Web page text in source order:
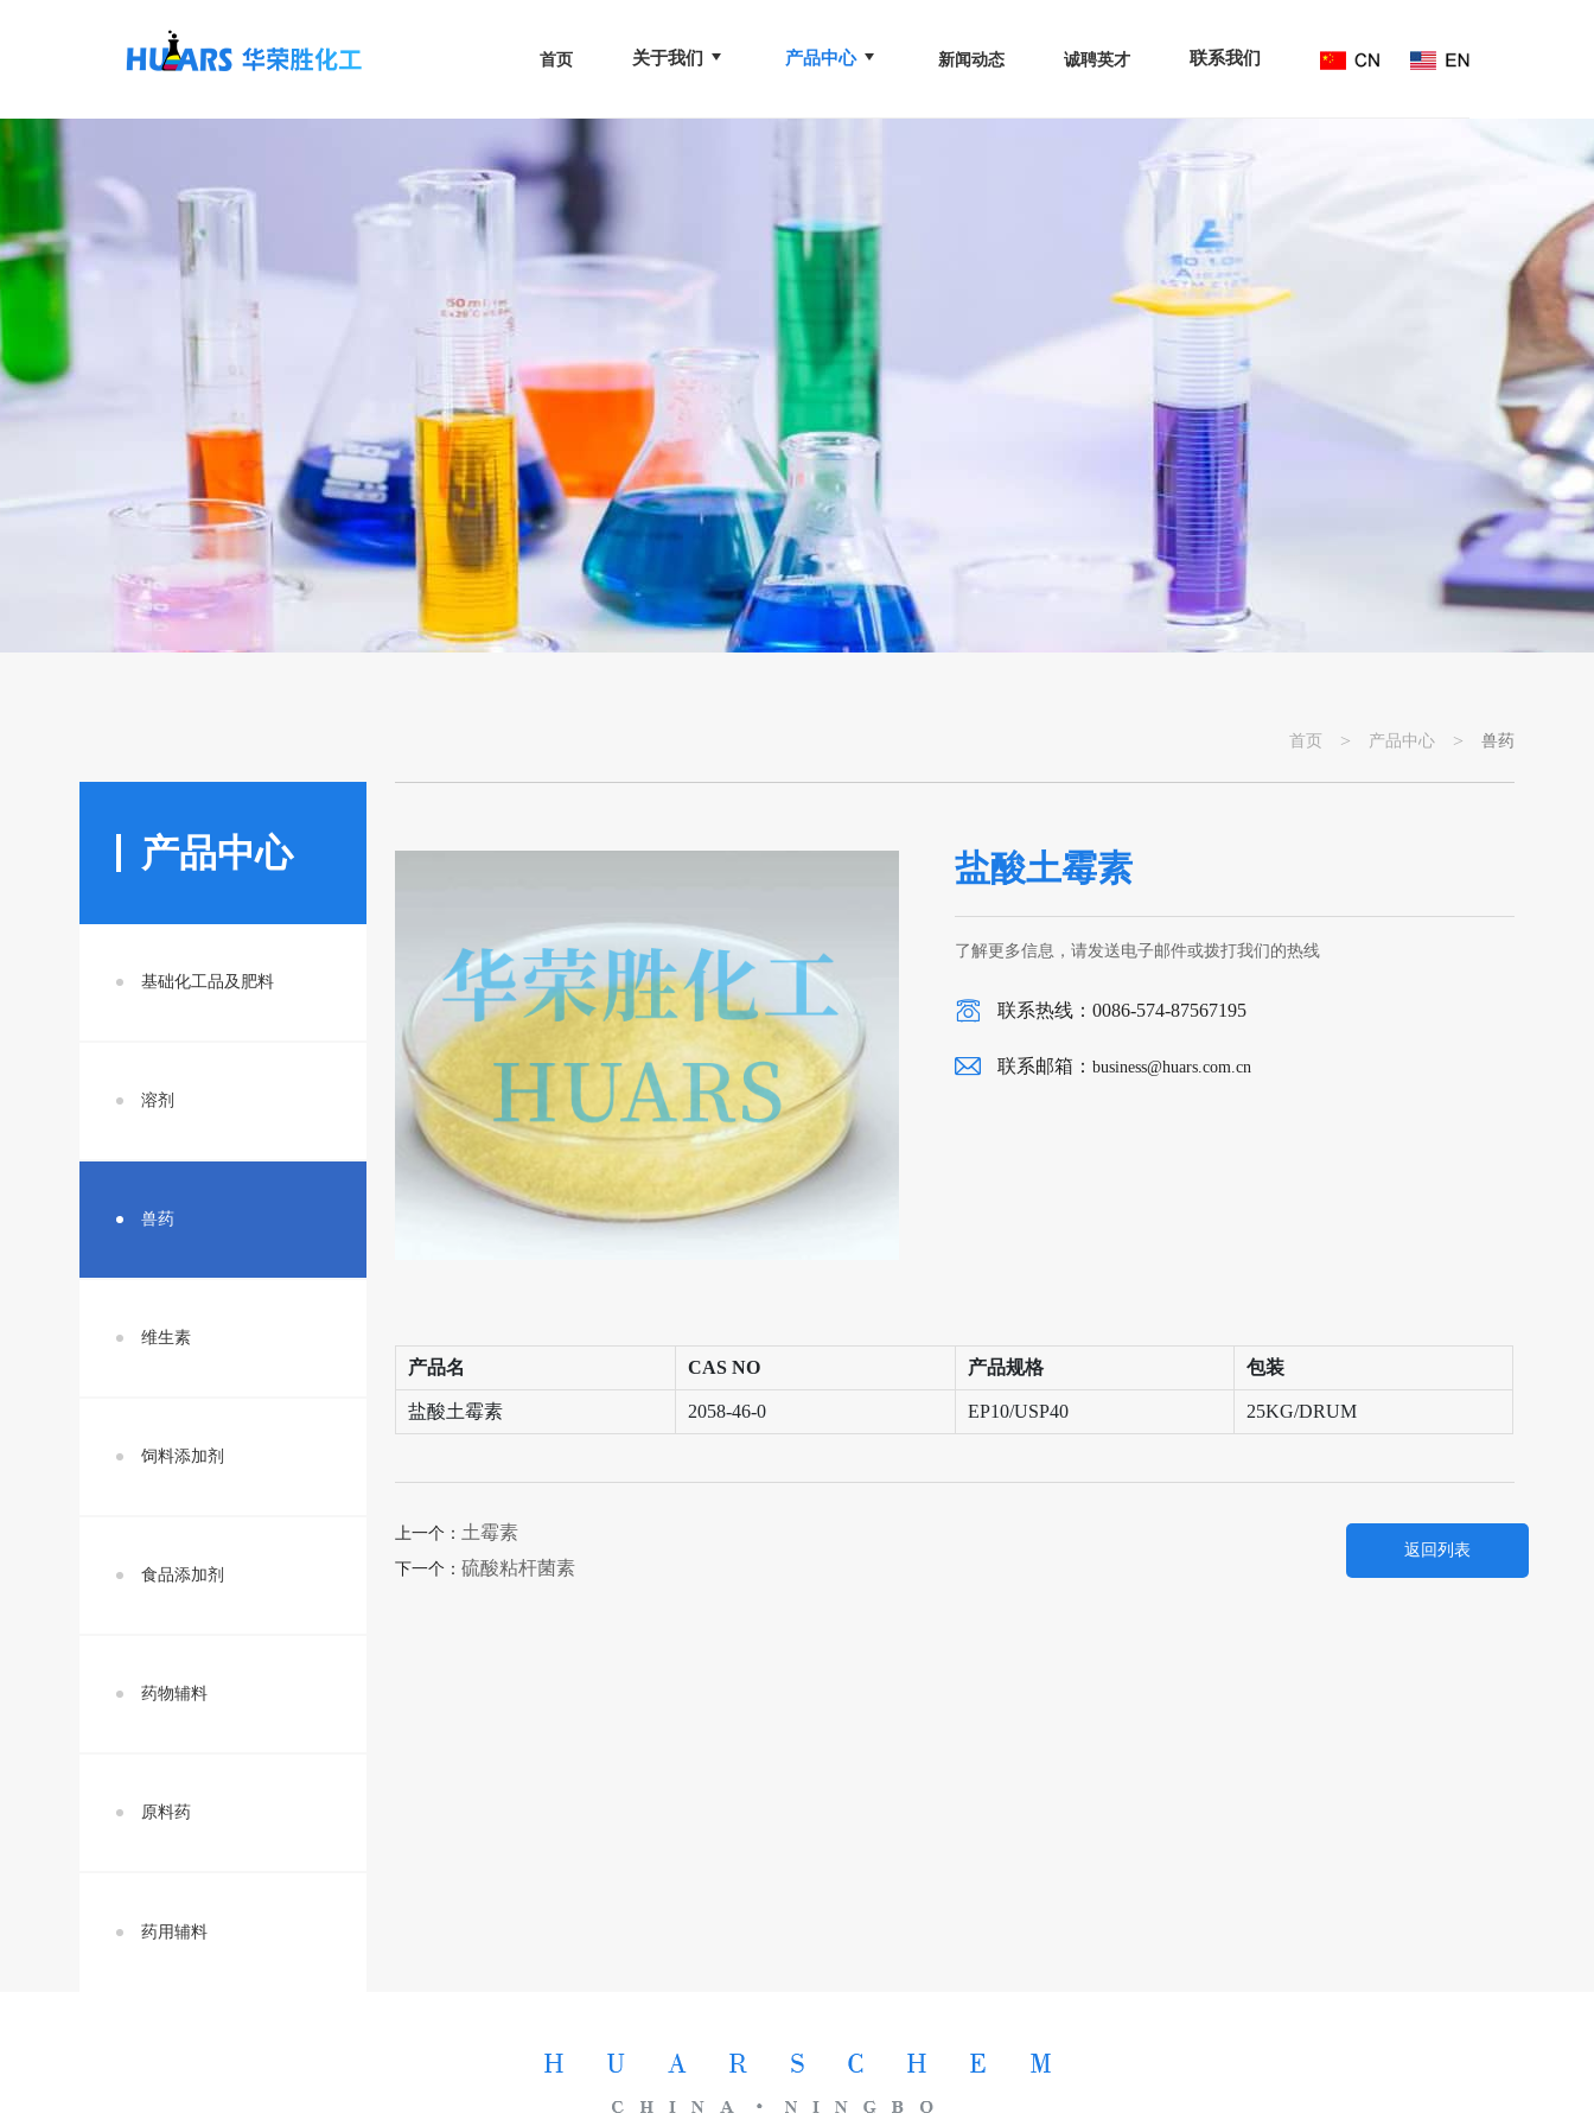
首页 关于我们 产品中心 新闻动态 诚聘英才 联系我们
产品中心
基础化工品及肥料
溶剂
兽药
维生素
饲料添加剂
食品添加剂
药物辅料
原料药
药用辅料
首页 > 产品中心 > 兽药
盐酸土霉素
了解更多信息，请发送电子邮件或拨打我们的热线
联系热线：0086-574-87567195
联系邮箱：business@huars.com.cn
产品名 CAS NO 产品规格 包装
盐酸土霉素 2058-46-0 EP10/USP40 25KG/DRUM
上一个： 土霉素
下一个：硫酸粘杆菌素
返回列表